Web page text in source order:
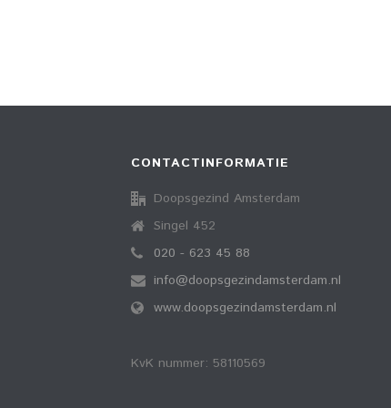
CONTACTINFORMATIE
Doopsgezind Amsterdam
Singel 452
020 - 623 45 88
info@doopsgezindamsterdam.nl
www.doopsgezindamsterdam.nl
KvK nummer: 58110569